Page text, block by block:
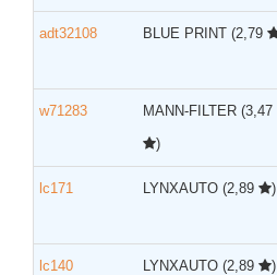
adt32108 BLUE PRINT (2,79
w71283 MANN-FILTER (3,47
)
lc171 LYNXAUTO (2,89 )
lc140 LYNXAUTO (2,89 )